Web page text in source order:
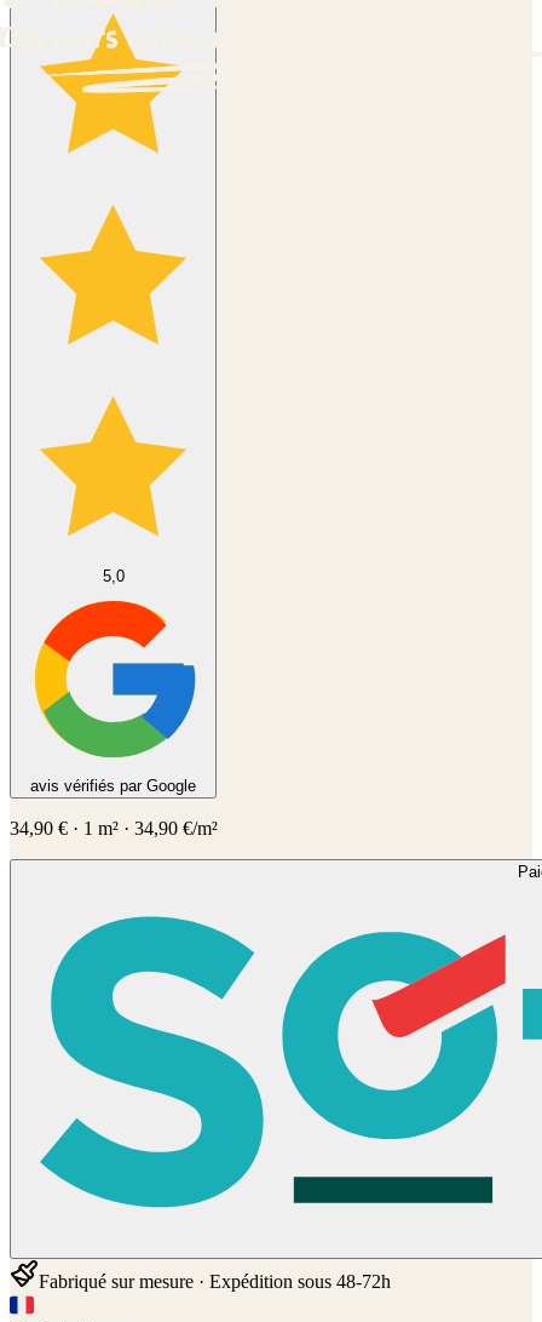
5,0
avis vérifiés par Google
34,90 € · 1 m² · 34,90 €/m²
Fabriqué sur mesure · Expédition sous 48-72h